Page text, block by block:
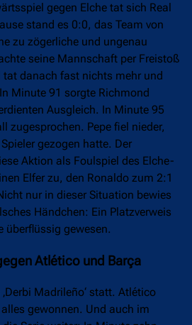
gegen Elche tat sich Real
stand es 0:0, das Team von
zu zögerliche und ungenau
seine Mannschaft per Freistoß
danach fast nichts mehr und
Minute 91 sorgte Richmond
Ausgleich. In Minute 95
zugesprochen. Pepe fiel nieder,
gezogen hatte. Der
Aktion als Foulspiel des Elche-
Elfer zu, den Ronaldo zum 2:1
nur in dieser Situation bewies
Händchen: Ein Platzverweis
überflüssig gewesen.
Atlético und Barça
Madrileño‘ statt. Atlético
gewonnen. Und auch im